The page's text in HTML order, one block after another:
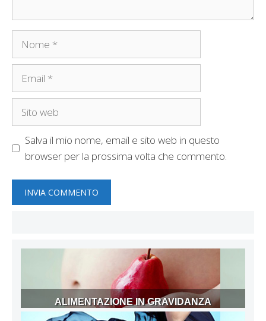
Nome
Email
Sito
Salva il mio nome, email e sito web in questo
browser per la prossima volta che commento.
ALIMENTAZIONE IN GRAVIDANZA